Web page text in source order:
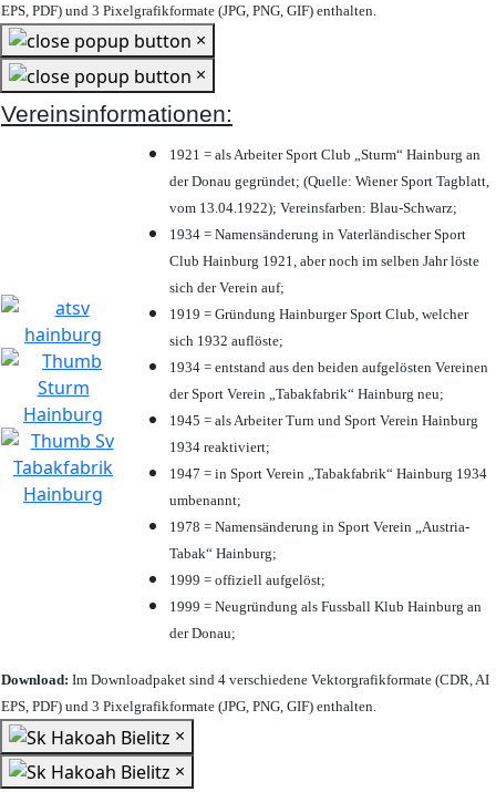
EPS, PDF) und 3 Pixelgrafikformate (JPG, PNG, GIF) enthalten.
×
×
Vereinsinformationen:
1921 = als Arbeiter Sport Club „Sturm“ Hainburg an
der Donau gegründet; (Quelle: Wiener Sport Tagblatt,
vom 13.04.1922); Vereinsfarben: Blau-Schwarz;
1934 = Namensänderung in Vaterländischer Sport
Club Hainburg 1921, aber noch im selben Jahr löste
sich der Verein auf;
1919 = Gründung Hainburger Sport Club, welcher
sich 1932 auflöste;
1934 = entstand aus den beiden aufgelösten Vereinen
der Sport Verein „Tabakfabrik“ Hainburg neu;
1945 = als Arbeiter Turn und Sport Verein Hainburg
1934 reaktiviert;
1947 = in Sport Verein „Tabakfabrik“ Hainburg 1934
umbenannt;
1978 = Namensänderung in Sport Verein „Austria-
Tabak“ Hainburg;
1999 = offiziell aufgelöst;
1999 = Neugründung als Fussball Klub Hainburg an
der Donau;
Download: Im Downloadpaket sind 4 verschiedene Vektorgrafikformate (CDR, AI
EPS, PDF) und 3 Pixelgrafikformate (JPG, PNG, GIF) enthalten.
×
×